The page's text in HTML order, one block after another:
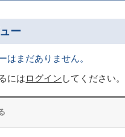
ー
はまだありません。
にはログイン してください。